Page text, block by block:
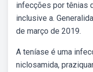
infecções por tênias
inclusive a.
de março de 2019.
A teníase é uma
niclosamida,